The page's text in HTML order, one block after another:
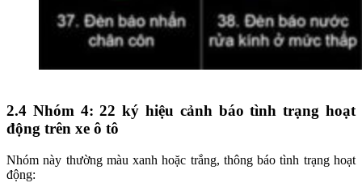
2.4 Nhóm 4: 22 ký hiệu cảnh báo tình trạng hoạt
động trên xe ô tô
Nhóm này thường màu xanh hoặc trắng, thông báo tình trạng hoạt
động: